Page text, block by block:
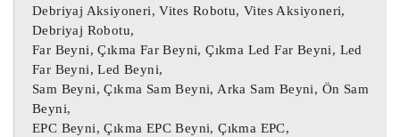
5WY7F43D Sportage Abs Beyni BH6013L311
58920-3U940 Sportage ESP Beyini
589203U940
589203U940 Abs Beyni / 589203U940 Abs
Beyni
Debriyaj Aksiyoneri, Vites Robotu, Vites Aksiyoneri,
Debriyaj Robotu,
Far Beyni, Çıkma Far Beyni, Çıkma Led Far Beyni, Led
Far Beyni, Led Beyni,
Sam Beyni, Çıkma Sam Beyni, Arka Sam Beyni, Ön Sam
Beyni,
EPC Beyni, Çıkma EPC Beyni, Çıkma EPC,